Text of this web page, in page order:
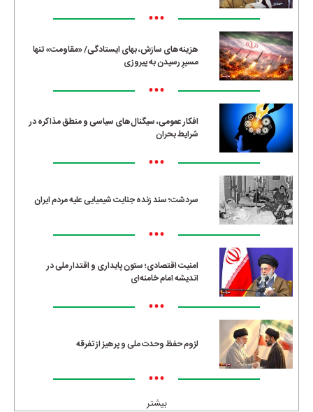
•••
هزینه‌های سازش، بهای ایستادگی/ «مقاومت» تنها
مسیرِ رسیدن به پیروزی
•••
افکار عمومی، سیگنال‌های سیاسی و منطق مذاکره در
شرایط بحران
•••
سردشت؛ سند زنده جنایت شیمیایی علیه مردم ایران
•••
امنیت اقتصادی؛ ستون پایداری و اقتدار ملی در
اندیشه امام خامنه‌ای
•••
لزوم حفظ وحدت ملی و پرهیز از تفرقه
•••
بیشتر